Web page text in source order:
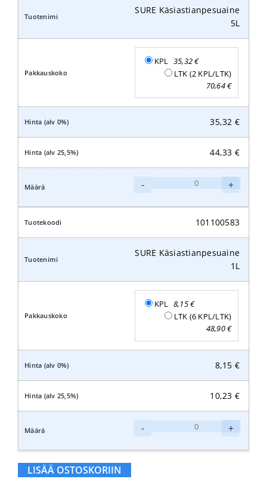
SURE Käsiastianpesuaine
5L
KPL 35,32€
LTK (2 KPL/LTK)
70,64€
35,32 €
44,33 €
-
5L
+
101100583
SURE Käsiastianpesuaine
1L
KPL 8,15€
LTK (6 KPL/LTK)
48,90€
8,15 €
10,23 €
-
1L
+
LISÄÄ OSTOSKORIIN